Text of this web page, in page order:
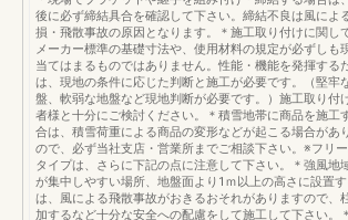
後に必ず締結具合を確認して下さい。締結不良は風によ
損・飛散事故の原因となります。＊施工取り付けに関し
メーカー標準の基礎寸法や、使用材料の規定が必ずしも
当てはまるものではありません。性能・機能を発揮する
は、現地の条件に応じた判断と施工が必要です。（堅牢
盤、軟弱な地盤など現地判断が必要です。）施工取り付
者様と十分にご検討ください。＊積雪地帯に商品を施工
合は、積雪荷重による商品の変形などが起こる場合があ
ので、必ず当社支店・営業所までご相談下さい。※フリ
タイプは、さらに下記の点に注意して下さい。＊強風地
が集中しやすい場所、地盤面より1ｍ以上の高さに設置
は、風による飛散事故がおきるおそれがありますので、
加するなど十分な安全への配慮をして施工して下さい。